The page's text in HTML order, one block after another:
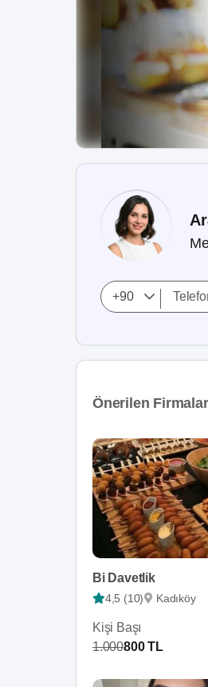
Önerilen Firmalar
Bi Davetlik
4,5 (10) Kadıköy
Kişi Başı
1.000800 TL